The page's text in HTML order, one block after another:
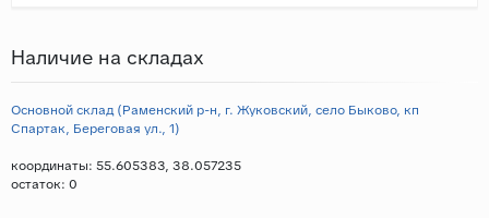
Наличие на складах
Основной склад (Раменский р-н, г. Жуковский, село Быково, кп
Спартак, Береговая ул., 1)
координаты: 55.605383, 38.057235
остаток: 0